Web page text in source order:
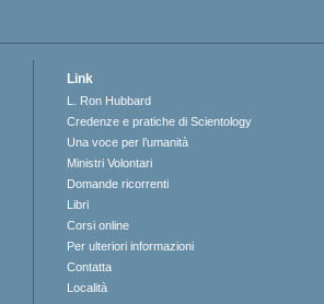
Link
L. Ron Hubbard
Credenze e pratiche di Scientology
Una voce per l’umanità
Ministri Volontari
Domande ricorrenti
Libri
Corsi online
Per ulteriori informazioni
Contatta
Località